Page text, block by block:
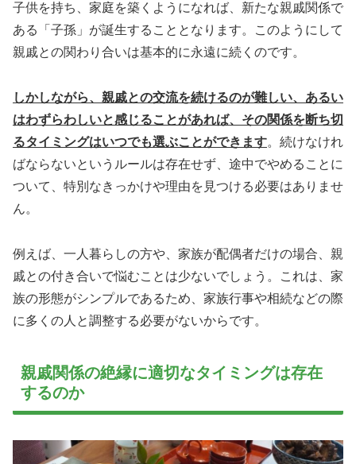
子供を持ち、家庭を築くようになれば、新たな親戚関係で
ある「子孫」が誕生することとなります。このようにして
親戚との関わり合いは基本的に永遠に続くのです。
しかしながら、親戚との交流を続けるのが難しい、あるい
はわずらわしいと感じることがあれば、その関係を断ち切
るタイミングはいつでも選ぶことができます。続けなけれ
ばならないというルールは存在せず、途中でやめることに
ついて、特別なきっかけや理由を見つける必要はありませ
ん。
例えば、一人暮らしの方や、家族が配偶者だけの場合、親
戚との付き合いで悩むことは少ないでしょう。これは、家
族の形態がシンプルであるため、家族行事や相続などの際
に多くの人と調整する必要がないからです。
親戚関係の絶縁に適切なタイミングは存在
するのか